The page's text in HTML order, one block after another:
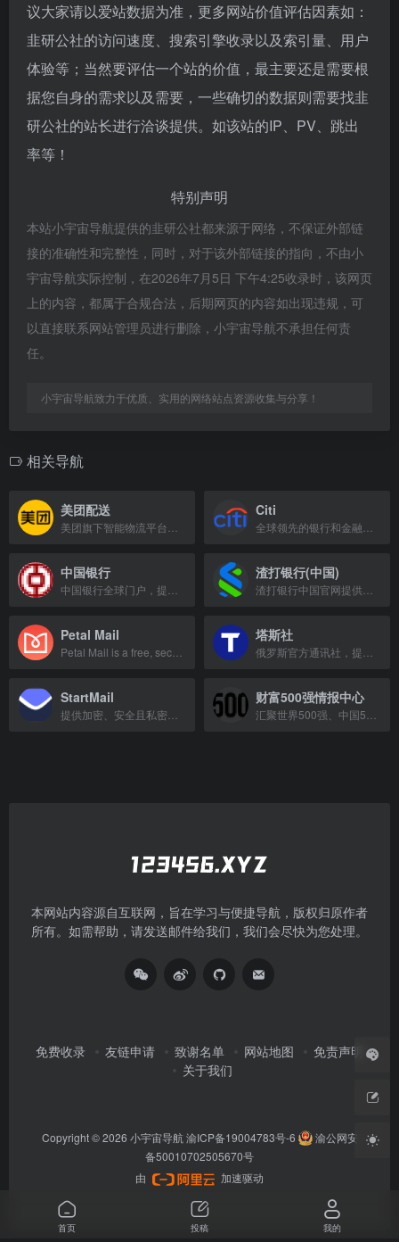
议大家请以爱站数据为准，更多网站价值评估因素如：
韭研公社的访问速度、搜索引擎收录以及索引量、用户
体验等；当然要评估一个站的价值，最主要还是需要根
据您自身的需求以及需要，一些确切的数据则需要找韭
研公社的站长进行洽谈提供。如该站的IP、PV、跳出
率等！
特别声明
本站小宇宙导航提供的韭研公社都来源于网络，不保证外部链
接的准确性和完整性，同时，对于该外部链接的指向，不由小
宇宙导航实际控制，在2026年7月5日 下午4:25收录时，该网页
上的内容，都属于合规合法，后期网页的内容如出现违规，可
以直接联系网站管理员进行删除，小宇宙导航不承担任何责
任。
小宇宙导航致力于优质、实用的网络站点资源收集与分享！
相关导航
美团配送 Citi
中国银行 渣打银行(中国)
Petal Mail 塔斯社
StartMail 财富500强情报中心
本网站内容源自互联网，旨在学习与便捷导航，版权归原作者
所有。如需帮助，请发送邮件给我们，我们会尽快为您处理。
免费收录 友链申请 致谢名单 网站地图
免责声明
关于我们
Copyright © 2026 小宇宙导航 渝ICP备19004783号-6
渝公网安
备50010702505670号
由
加速驱动
首页 投稿 我的